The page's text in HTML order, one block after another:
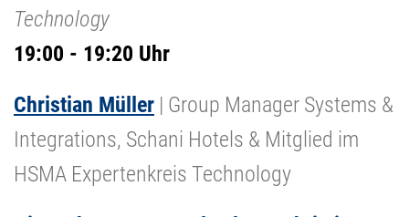
Technology
19:00 - 19:20 Uhr
Christian Müller | Group Manager Systems &
Integrations, Schani Hotels & Mitglied im
HSMA Expertenkreis Technology